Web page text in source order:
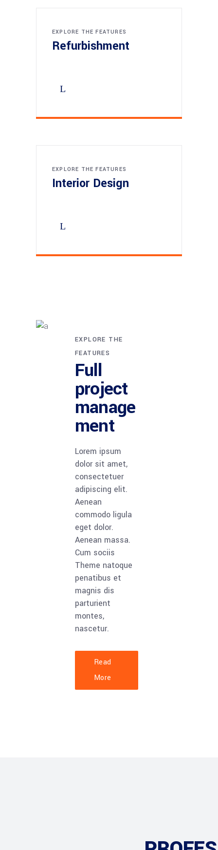
EXPLORE THE FEATURES
Refurbishment
EXPLORE THE FEATURES
Interior Design
EXPLORE THE
FEATURES
Full
project
manage
ment
Lorem ipsum
dolor sit amet,
consectetuer
adipiscing elit.
Aenean
commodo ligula
eget dolor.
Aenean massa.
Cum sociis
Theme natoque
penatibus et
magnis dis
parturient
montes,
nascetur.
Read
More